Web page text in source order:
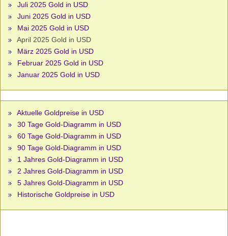
Juli 2025 Gold in USD
Juni 2025 Gold in USD
Mai 2025 Gold in USD
April 2025 Gold in USD
März 2025 Gold in USD
Februar 2025 Gold in USD
Januar 2025 Gold in USD
Aktuelle Goldpreise in USD
30 Tage Gold-Diagramm in USD
60 Tage Gold-Diagramm in USD
90 Tage Gold-Diagramm in USD
1 Jahres Gold-Diagramm in USD
2 Jahres Gold-Diagramm in USD
5 Jahres Gold-Diagramm in USD
Historische Goldpreise in USD